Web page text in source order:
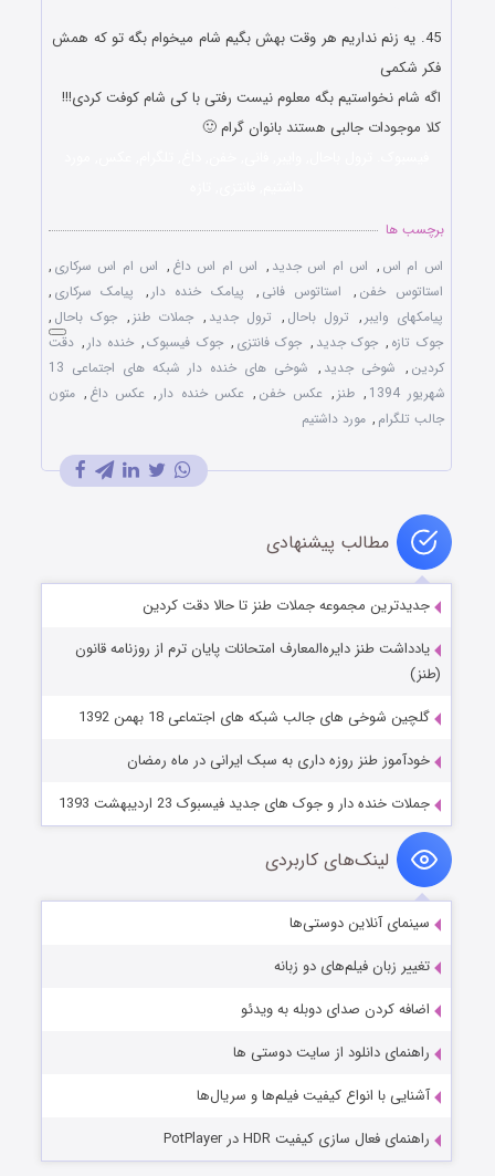
45. یه زنم نداریم هر وقت بهش بگیم شام میخوام بگه تو که همش
فکر شکمی
اگه شام نخواستیم بگه معلوم نیست رفتی با کی شام کوفت کردی!!!
کلا موجودات جالبی هستند بانوان گرام 🙂
برچسب ها
اس ام اس , اس ام اس جدید , اس ام اس داغ , اس ام اس سرکاری ,
استاتوس خفن , استاتوس فانی , پیامک خنده دار , پیامک سرکاری ,
پیامکهای وایبر , ترول باحال , ترول جدید , جملات طنز , جوک باحال ,
جوک تازه , جوک جدید , جوک فانتزی , جوک فیسبوک, خنده دار , دقت
کردین , شوخی جدید ,
شوخی های خنده دار شبکه های اجتماعی 13
شهریور 1394
, طنز , عکس خفن , عکس خنده دار , عکس داغ , متون
جالب تلگرام , مورد داشتیم
مطالب پیشنهادی
جدیدترین مجموعه جملات طنز تا حالا دقت کردین
یادداشت طنز دایره‌المعارف امتحانات پایان ترم از روزنامه قانون
(طنز)
گلچین شوخی های جالب شبکه های اجتماعی 18 بهمن 1392
خودآموز طنز روزه داری به سبک ایرانی در ماه رمضان
جملات خنده دار و جوک های جدید فیسبوک 23 اردیبهشت 1393
لینک‌های کاربردی
سینمای آنلاین دوستی‌ها
تغییر زبان فیلم‌های دو زبانه
اضافه کردن صدای دوبله به ویدئو
راهنمای دانلود از سایت دوستی ها
آشنایی با انواع کیفیت فیلم‌ها و سریال‌ها
راهنمای فعال سازی کیفیت HDR در PotPlayer